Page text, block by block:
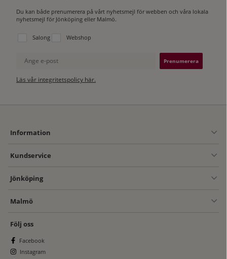
Du kan både prenumerera på vårt nyhetsmejl för webben och våra lokala
nyhetsmejl för Jönköping eller Malmö.
Välj vilken lista du vill prenumerera på:
Salong Webshop
Ange e-post
Läs vår integritetspolicy här.
Information
Kundservice
Jönköping
Malmö
Följ oss
Facebook
Instagram